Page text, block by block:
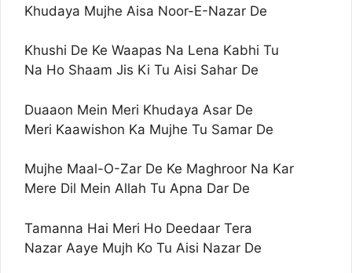
Khudaya Mujhe Aisa Noor-E-Nazar De
Khushi De Ke Waapas Na Lena Kabhi Tu
Na Ho Shaam Jis Ki Tu Aisi Sahar De
Duaaon Mein Meri Khudaya Asar De
Meri Kaawishon Ka Mujhe Tu Samar De
Mujhe Maal-O-Zar De Ke Maghroor Na Kar
Mere Dil Mein Allah Tu Apna Dar De
Tamanna Hai Meri Ho Deedaar Tera
Nazar Aaye Mujh Ko Tu Aisi Nazar De